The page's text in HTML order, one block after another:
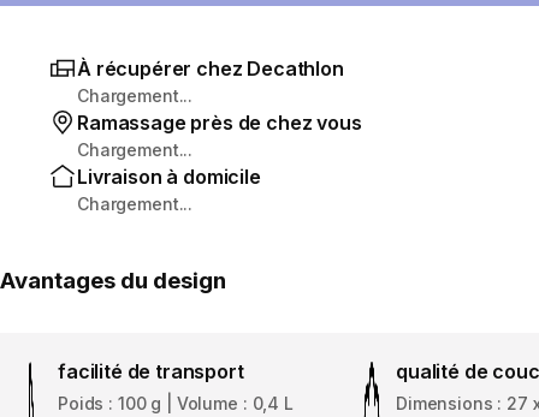
À récupérer chez Decathlon
Chargement...
Ramassage près de chez vous
Chargement...
Livraison à domicile
Chargement...
Avantages du design
facilité de transport
Poids : 100 g | Volume : 0,4 L
qualité de
Dimensions : 27